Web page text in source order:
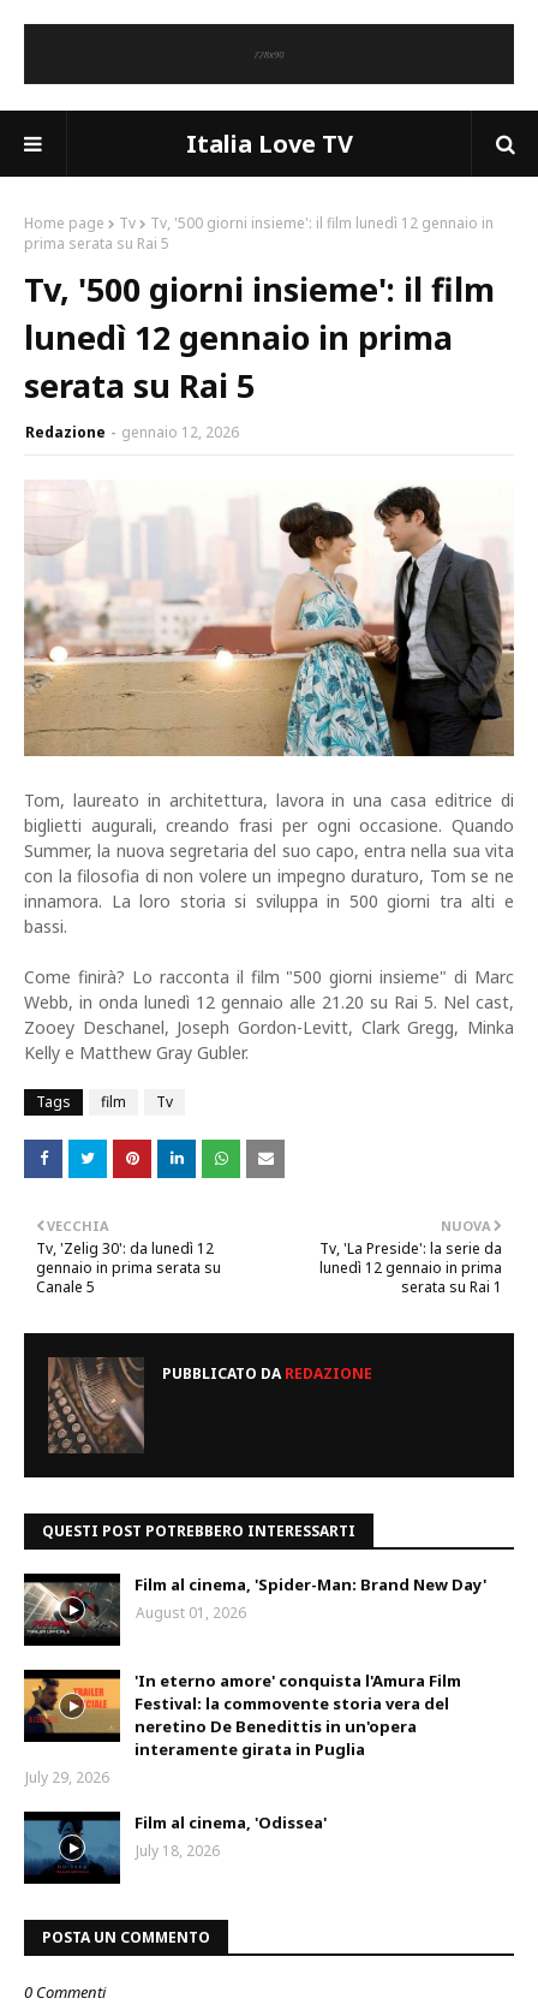
Italia Love TV
Home page Tv
Tv, '500 giorni insieme': il film lunedì 12 gennaio in
prima serata su Rai 5
Tv, '500 giorni insieme': il film
lunedì 12 gennaio in prima
serata su Rai 5
Redazione gennaio 12, 2026
Tom, laureato in architettura, lavora in una casa editrice di
biglietti augurali, creando frasi per ogni occasione. Quando
Summer, la nuova segretaria del suo capo, entra nella sua vita
con la filosofia di non volere un impegno duraturo, Tom se ne
innamora. La loro storia si sviluppa in 500 giorni tra alti e
bassi.
Come finirà? Lo racconta il film "500 giorni insieme" di Marc
Webb, in onda lunedì 12 gennaio alle 21.20 su Rai 5. Nel cast,
Zooey Deschanel, Joseph Gordon-Levitt, Clark Gregg, Minka
Kelly e Matthew Gray Gubler.
Tags film Tv
NUOVA
Tv, 'La Preside': la serie da
lunedì 12 gennaio in prima
serata su Rai 1
VECCHIA
Tv, 'Zelig 30': da lunedì 12
gennaio in prima serata su
Canale 5
PUBBLICATO DAREDAZIONE
QUESTI POST POTREBBERO INTERESSARTI
Film al cinema, 'Spider-Man: Brand New Day'
August 01, 2026
'In eterno amore' conquista l'Amura Film
Festival: la commovente storia vera del
neretino De Benedittis in un'opera
interamente girata in Puglia
July 29, 2026
Film al cinema, 'Odissea'
July 18, 2026
POSTA UN COMMENTO
0 Commenti